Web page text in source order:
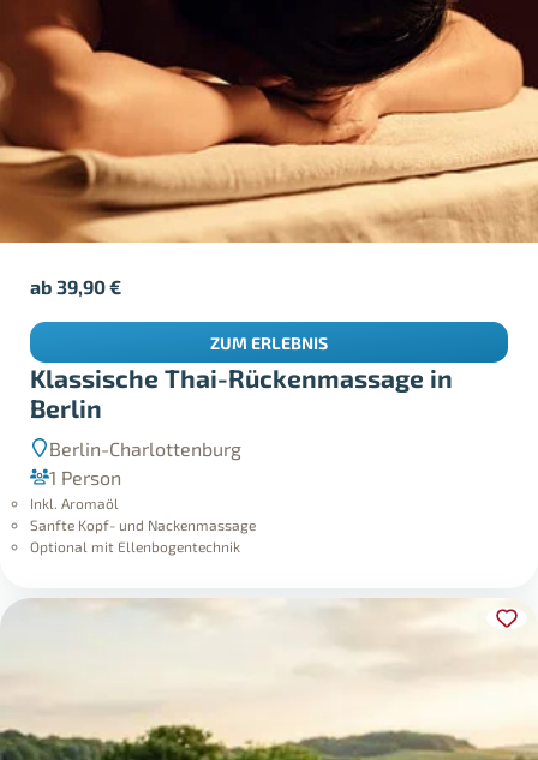
Klassische Thai-Rückenmassage in
Berlin
Berlin-Charlottenburg
1 Person
Inkl. Aromaöl
Sanfte Kopf- und Nackenmassage
Optional mit Ellenbogentechnik
ab39,90€
ZUM ERLEBNIS